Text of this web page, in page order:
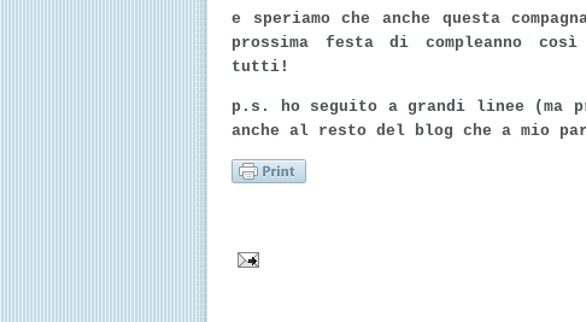
e speriamo che anche questa
prossima festa di compleanno
tutti!
p.s. ho seguito a grandi linee (ma
anche al resto del blog che a mio